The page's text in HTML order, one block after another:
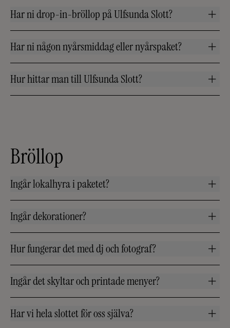
Har ni drop-in-bröllop på Ulfsunda Slott?
Har ni någon nyårsmiddag eller nyårspaket?
Hur hittar man till Ulfsunda Slott?
Bröllop
Ingår lokalhyra i paketet?
Ingår dekorationer?
Hur fungerar det med dj och fotograf?
Ingår det skyltar och printade menyer?
Har vi hela slottet för oss själva?